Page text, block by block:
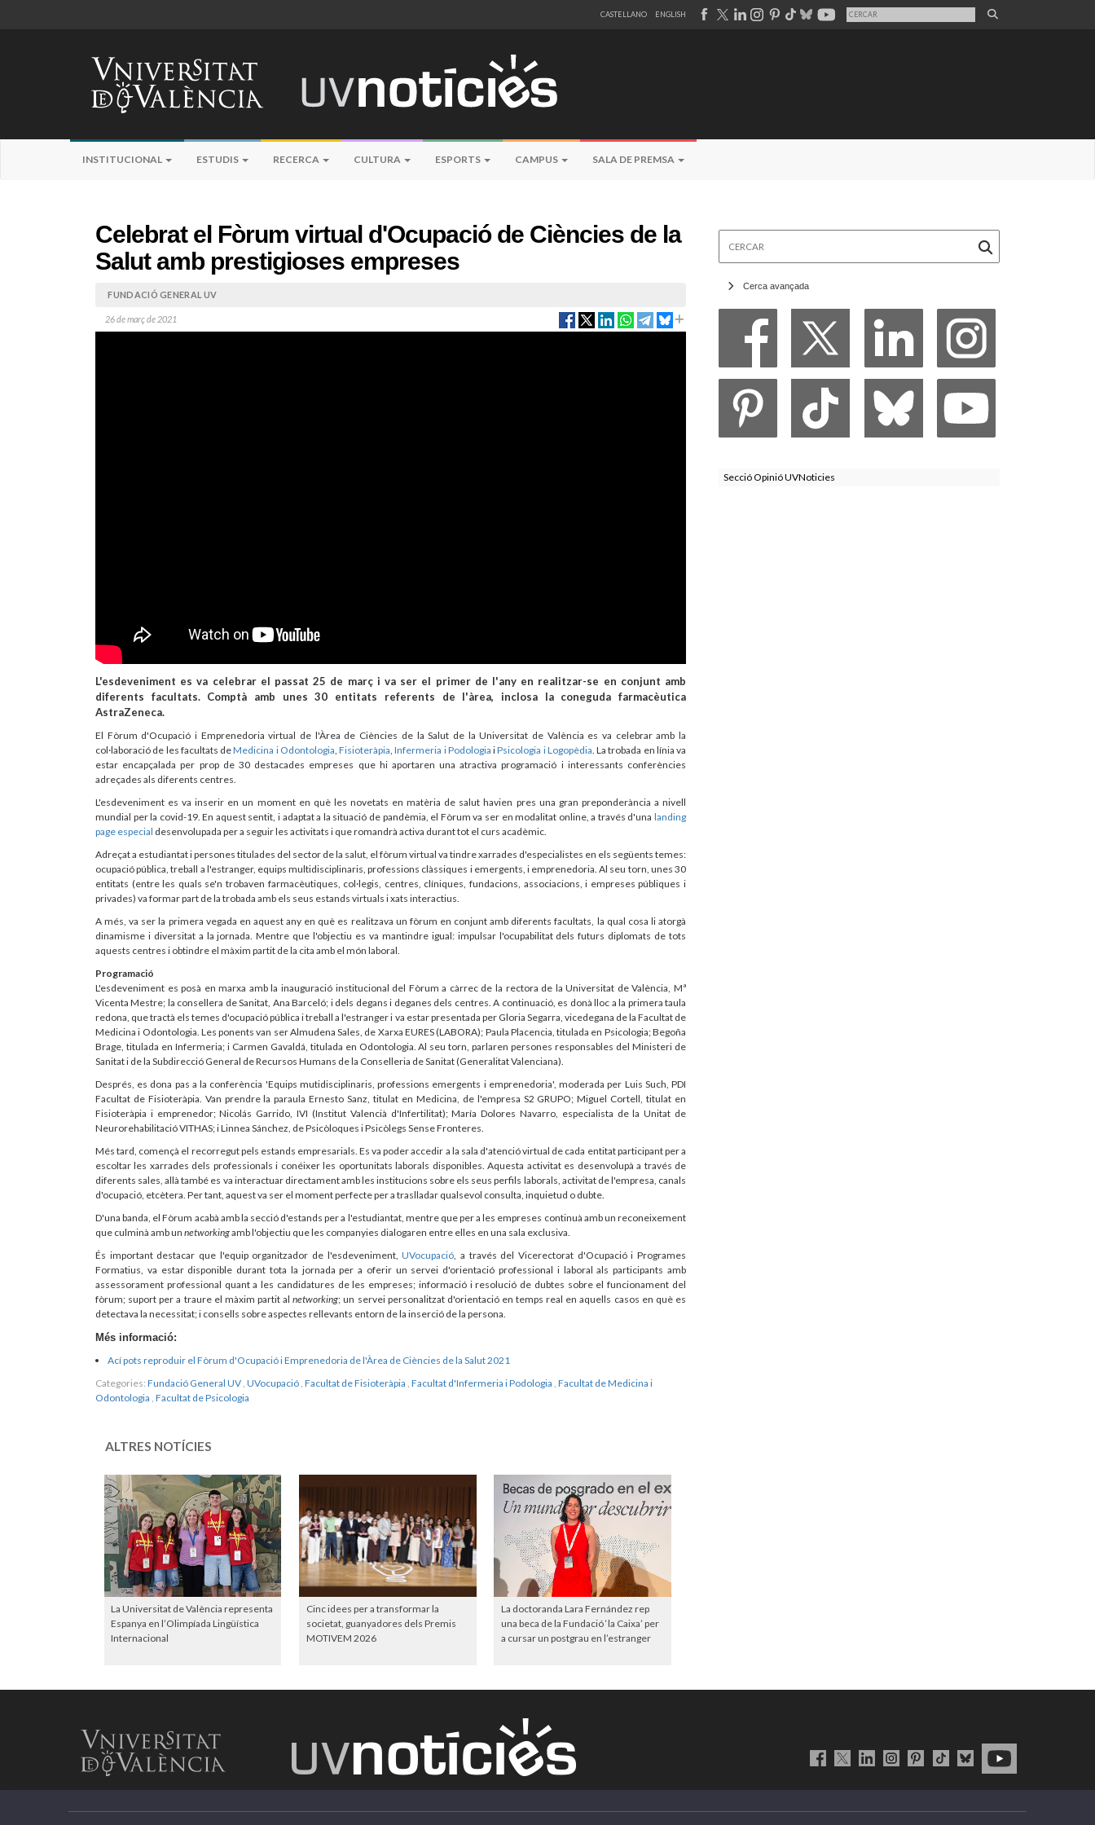
CASTELLANO ENGLISH
INSTITUCIONAL ESTUDIS RECERCA CULTURA ESPORTS CAMPUS SALA DE PREMSA
Celebrat el Fòrum virtual d'Ocupació de Ciències de la
Salut amb prestigioses empreses
FUNDACIÓ GENERAL UV
26 de març de 2021
L'esdeveniment es va celebrar el passat 25 de març i va ser el primer de l'any en realitzar-se en conjunt amb
diferents facultats. Comptà amb unes 30 entitats referents de l'àrea, inclosa la coneguda farmacèutica
AstraZeneca.
El Fòrum d'Ocupació i Emprenedoria virtual de l'Àrea de Ciències de la Salut de la Universitat de València es va celebrar amb la
col·laboració de les facultats deMedicina i Odontologia Fisioteràpia ,Infermeria i Podologia iPsicologia i Logopèdia . La trobada en línia va
estar encapçalada per prop de 30 destacades empreses que hi aportaren una atractiva programació i interessants conferències
adreçades als diferents centres.
L'esdeveniment es va inserir en un moment en què les novetats en matèria de salut havien pres una gran preponderància a nivell
mundial per la covid-19. En aquest sentit, i adaptat a la situació de pandèmia, el Fòrum va ser en modalitat online, a través d'una landing
page especial desenvolupada per a seguir les activitats i que romandrà activa durant tot el curs acadèmic.
Adreçat a estudiantat i persones titulades del sector de la salut, el fòrum virtual va tindre xarrades d'especialistes en els següents temes:
ocupació pública, treball a l'estranger, equips multidisciplinaris, professions clàssiques i emergents, i emprenedoria. Al seu torn, unes 30
entitats (entre les quals se'n trobaven farmacèutiques, col·legis, centres, clíniques, fundacions, associacions, i empreses públiques i
privades) va formar part de la trobada amb els seus estands virtuals i xats interactius.
A més, va ser la primera vegada en aquest any en què es realitzava un fòrum en conjunt amb diferents facultats, la qual cosa li atorgà
dinamisme i diversitat a la jornada. Mentre que l'objectiu es va mantindre igual: impulsar l'ocupabilitat dels futurs diplomats de tots
aquests centres i obtindre el màxim partit de la cita amb el món laboral.
Programació
L'esdeveniment es posà en marxa amb la inauguració institucional del Fòrum a càrrec de la rectora de la Universitat de València, Mª
Vicenta Mestre; la consellera de Sanitat, Ana Barceló; i dels degans i deganes dels centres. A continuació, es donà lloc a la primera taula
redona, que tractà els temes d'ocupació pública i treball a l'estranger i va estar presentada per Gloria Segarra, vicedegana de la Facultat de
Medicina i Odontologia. Les ponents van ser Almudena Sales, de Xarxa EURES (LABORA); Paula Placencia, titulada en Psicologia; Begoña
Brage, titulada en Infermeria; i Carmen Gavaldá, titulada en Odontologia. Al seu torn, parlaren persones responsables del Ministeri de
Sanitat i de la Subdirecció General de Recursos Humans de la Conselleria de Sanitat (Generalitat Valenciana).
Després, es dona pas a la conferència 'Equips mutidisciplinaris, professions emergents i emprenedoria', moderada per Luis Such, PDI
Facultat de Fisioteràpia. Van prendre la paraula Ernesto Sanz, titulat en Medicina, de l'empresa S2 GRUPO; Miguel Cortell, titulat en
Fisioteràpia i emprenedor; Nicolás Garrido, IVI (Institut Valencià d'Infertilitat); María Dolores Navarro, especialista de la Unitat de
Neurorehabilitació VITHAS; i Linnea Sánchez, de Psicòloques i Psicòlegs Sense Fronteres.
Més tard, començà el recorregut pels estands empresarials. Es va poder accedir a la sala d'atenció virtual de cada entitat participant per a
escoltar les xarrades dels professionals i conéixer les oportunitats laborals disponibles. Aquesta activitat es desenvolupà a través de
diferents sales, allà també es va interactuar directament amb les institucions sobre els seus perfils laborals, activitat de l'empresa, canals
d'ocupació, etcètera. Per tant, aquest va ser el moment perfecte per a traslladar qualsevol consulta, inquietud o dubte.
D'una banda, el Fòrum acabà amb la secció d'estands per a l'estudiantat, mentre que per a les empreses continuà amb un reconeixement
que culminà amb un networkingamb l'objectiu que les companyies dialogaren entre elles en una sala exclusiva.
És important destacar que l'equip organitzador de l'esdeveniment,UVocupació , a través del Vicerectorat d'Ocupació i Programes
Formatius, va estar disponible durant tota la jornada per a oferir un servei d'orientació professional i laboral als participants amb
assessorament professional quant a les candidatures de les empreses; informació i resolució de dubtes sobre el funcionament del
fòrum; suport per a traure el màxim partit alnetworking; un servei personalitzat d'orientació en temps real en aquells casos en què es
detectava la necessitat; i consells sobre aspectes rellevants entorn de la inserció de la persona.
Més informació:
Ací pots reproduir el Fòrum d'Ocupació i Emprenedoria de l'Àrea de Ciències de la Salut 2021
Categories: Fundació General UV UVocupació Facultat de Fisioteràpia Facultat d'Infermeria i Podologia Facultat de Medicina i
Odontologia Facultat de Psicologia
ALTRES NOTÍCIES
La Universitat de València representa
Espanya en l’Olimpíada Lingüística
Internacional
Cinc idees per a transformar la
societat, guanyadores dels Premis
MOTIVEM 2026
La doctoranda Lara Fernández rep
una beca de la Fundació ‘la Caixa’ per
a cursar un postgrau en l’estranger
Cerca avançada
Secció Opinió UVNoticies